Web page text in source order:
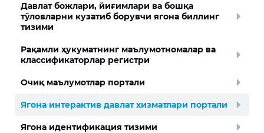
Давлат божлари, йиғимлари ва бошқа
тўловларни кузатиб борувчи ягона биллинг
тизими
Рақамли ҳукуматнинг маълумотномалар ва
классификаторлар регистри
Очиқ маълумотлар портали
Ягона интерактив давлат хизматлари портали
Ягона идентификация тизими